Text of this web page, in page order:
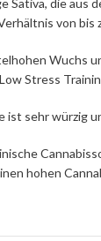
von bis
Wuchs
Stress
ist sehr
hohen